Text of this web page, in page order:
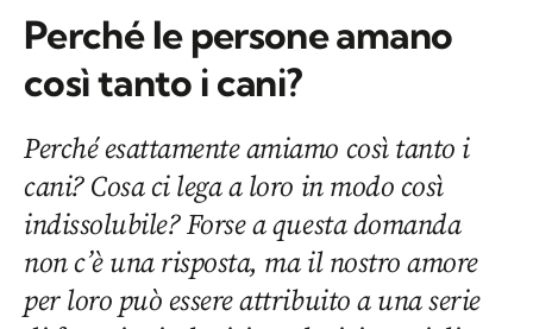
Perché le persone amano
così tanto i cani?
Perché esattamente amiamo così tanto i
cani? Cosa ci lega a loro in modo così
indissolubile? Forse a questa domanda
non c’è una risposta, ma il nostro amore
per loro può essere attribuito a una serie